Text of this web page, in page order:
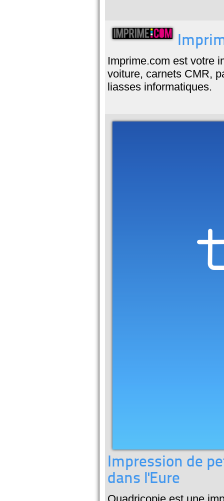
Imprime.com est votre
voiture, carnets CMR,
liasses informatiques.
Impression de
dans l'Eure